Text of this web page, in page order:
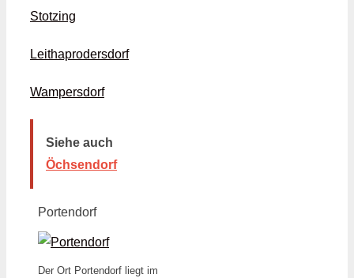
Stotzing
Leithaprodersdorf
Wampersdorf
Siehe auch
Öchsendorf
Portendorf
Der Ort Portendorf liegt im